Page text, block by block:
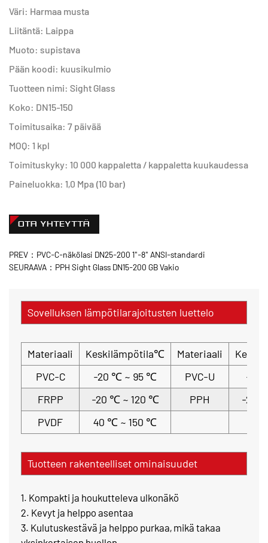
Väri: Harmaa musta
Liitäntä: Laippa
Muoto: supistava
Pään koodi: kuusikulmio
Tuotteen nimi: Sight Glass
Koko: DN15-150
Toimitusaika: 7 päivää
MOQ: 1 kpl
Toimituskyky: 10 000 kappaletta / kappaletta kuukaudessa
Paineluokka: 1,0 Mpa (10 bar)
OTA YHTEYTTÄ
PREV：PVC-C-näkölasi DN25-200 1"-8" ANSI-standardi
SEURAAVA：PPH Sight Glass DN15-200 GB Vakio
Sovelluksen lämpötilarajoitusten luettelo
Materiaali Keskilämpötila℃ Materiaali
PVC-C
-20 ℃ ~ 95 ℃ PVC-U
-5
FRPP
-20 ℃ ~ 120 ℃ PPH
-20
PVDF
40 ℃ ~ 150 ℃
Tuotteen rakenteelliset ominaisuudet
1. Kompakti ja houkutteleva ulkonäkö
2. Kevyt ja helppo asentaa
3. Kulutuskestävä ja helppo purkaa, mikä takaa